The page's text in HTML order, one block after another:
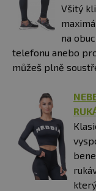
Všitý
na
telefonu anebo
můžeš plně